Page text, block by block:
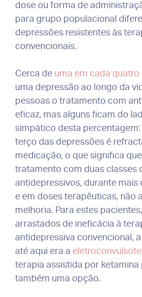
dose ou forma de
para grupo populacional
depressões resistentes às
convencionais.
Cerca de uma em cada quatro
uma depressão ao longo da
pessoas o tratamento com
eficaz, mas alguns ficam do
simpático desta
terço das depressões é
medicação, o que significa
tratamento com duas classes
antidepressivos, durante mais
e em doses terapêuticas, não
melhoria. Para estes
arrastados de ineficácia à
antidepressiva convencional,
até aqui era a
terapia assistida por ketamina
também uma opção.